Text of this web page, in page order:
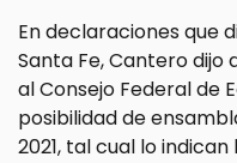
En declaraciones que
Santa Fe, Cantero dijo
al Consejo Federal de
posibilidad de
2021, tal cual lo